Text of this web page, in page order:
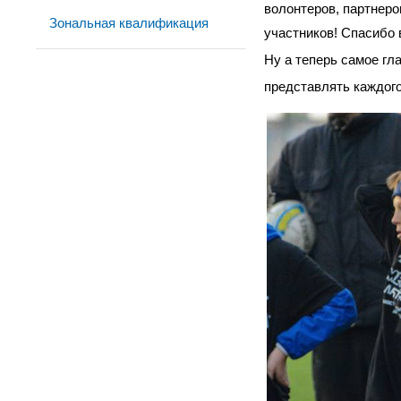
Зональная квалификация
волонтеров,
участников!
Ну а теперь самое
представлять